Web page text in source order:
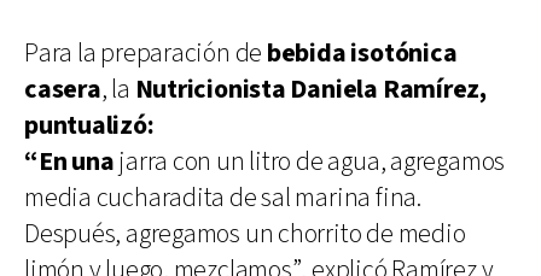
Para la preparación de bebida isotónica
casera, la Nutricionista Daniela Ramírez,
puntualizó:
“En una jarra con un litro de agua, agregamos
media cucharadita de sal marina fina.
Después, agregamos un chorrito de medio